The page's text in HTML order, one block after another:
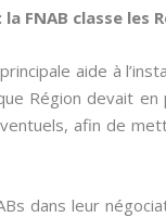
FNAB classe les
aide à
Région devait
afin de
dans leur